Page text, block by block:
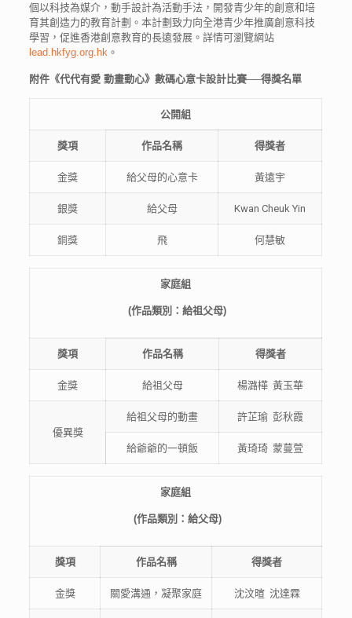
個以科技為媒介，動手設計為活動手法，開發青少年的創意和培
育其創造力的教育計劃。本計劃致力向全港青少年推廣創意科技
學習，促進香港創意教育的長遠發展。詳情可瀏覽網站
lead.hkfyg.org.hk 。
附件 《代代有愛 動畫動心》數碼心意卡設計比賽──得獎名單
公開組
獎項 作品名稱 得獎者
金獎 給父母的心意卡 黃遠宇
銀獎 給父母 Kwan Cheuk Yin
銅獎 飛 何慧敏
家庭組
(作品類別：給祖父母)
獎項 作品名稱 得獎者
金獎 給祖父母 楊潞樺 黃玉華
優異獎
給祖父母的動畫 許芷瑜 彭秋霞
給爺爺的一頓飯 黃琦琦 蒙蔓萱
家庭組
(作品類別：給父母)
獎項 作品名稱 得獎者
金獎 關愛溝通，凝聚家庭 沈汶暄 沈達霖